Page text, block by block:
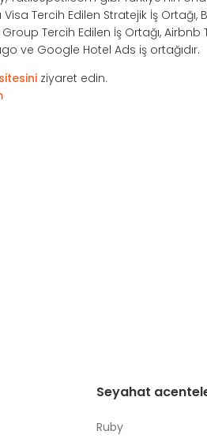
Tercih Edilen Stratejik İş Ortağı,
Tercih Edilen İş Ortağı, Airbnb
ve Google Hotel Ads iş ortağıdır.
ziyaret edin.
Seyahat
Ruby